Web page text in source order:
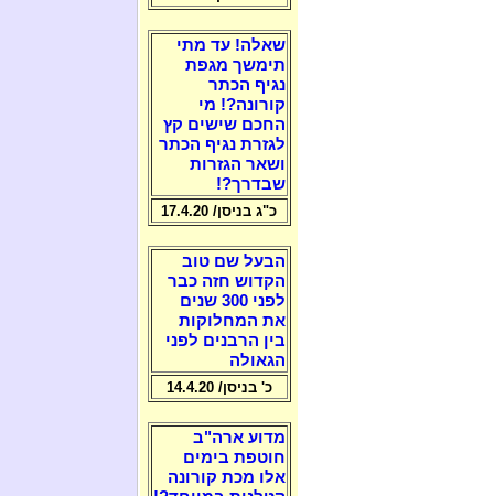
שאלה! עד מתי
תימשך מגפת
נגיף הכתר
קורונה?! מי
החכם שישים קץ
לגזרת נגיף הכתר
ושאר הגזרות
שבדרך?!
כ"ג בניסן/ 17.4.20
הבעל שם טוב
הקדוש חזה כבר
לפני 300 שנים
את המחלוקות
בין הרבנים לפני
הגאולה
כ' בניסן/ 14.4.20
מדוע ארה"ב
חוטפת בימים
אלו מכת קורונה